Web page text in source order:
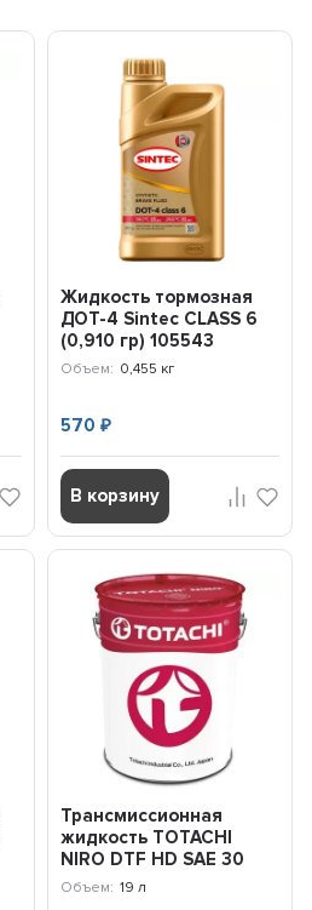
Жидкость тормозная
ДОТ-4 Sintec CLASS 6
(0,910 гр) 105543
Объем: 0,455 кг
570 ₽
В корзину
Трансмиссионная
жидкость TOTACHI
NIRO DTF HD SAE 30
(19л) 51920
Объем: 19 л